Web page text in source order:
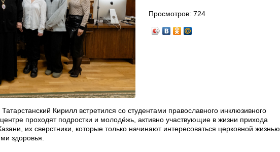
Просмотров:724
Кирилл встретился со студентами православного инклюзивного
проходят подростки и молодёжь, активно участвующие в жизни прихода
их сверстники, которые только начинают интересоваться церковной жизнью,
здоровья.